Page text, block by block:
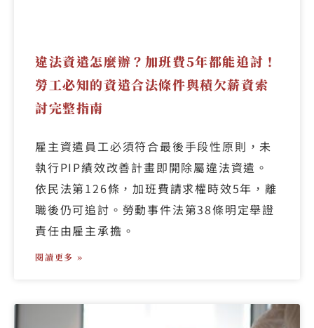
違法資遣怎麼辦？加班費5年都能追討！
勞工必知的資遣合法條件與積欠薪資索
討完整指南
雇主資遣員工必須符合最後手段性原則，未
執行PIP績效改善計畫即開除屬違法資遣。
依民法第126條，加班費請求權時效5年，離
職後仍可追討。勞動事件法第38條明定舉證
責任由雇主承擔。
閱讀更多 »